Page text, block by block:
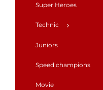
Super Heroes
Technic
Juniors
Speed champions
Movie